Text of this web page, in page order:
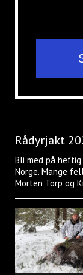
Rådyrjakt
Bli med på
Norge. Mange
Morten Torp og